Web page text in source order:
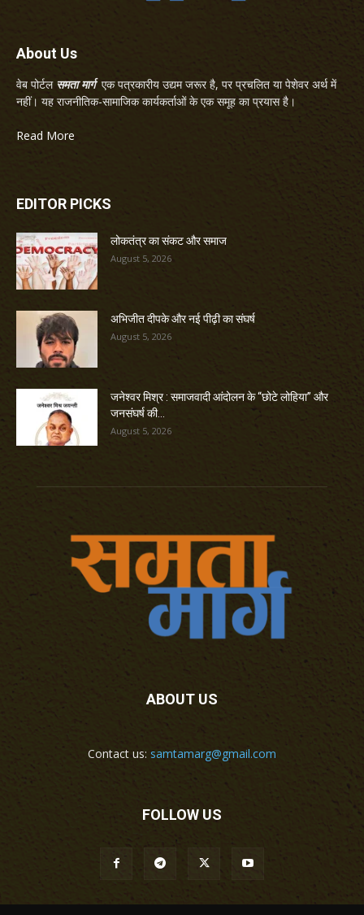
About Us
वेब पोर्टल समता मार्गएक पत्रकारीय उद्यम जरूर है, पर प्रचलित या पेशेवर अर्थ में
नहीं। यह राजनीतिक-सामाजिक कार्यकर्ताओं के एक समूह का प्रयास है।
Read More
EDITOR PICKS
लोकतंत्र का संकट और समाज
August 5, 2026
अभिजीत दीपके और नई पीढ़ी का संघर्ष
August 5, 2026
जनेश्वर मिश्र : समाजवादी आंदोलन के “छोटे लोहिया” और
जनसंघर्ष की...
August 5, 2026
ABOUT US
Contact us: samtamarg@gmail.com
FOLLOW US